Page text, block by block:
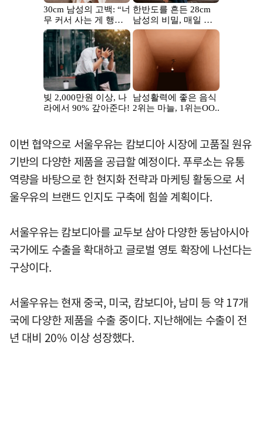
이번 협약으로 서울우유는 캄보디아 시장에 고품질 원유
기반의 다양한 제품을 공급할 예정이다. 푸루소는 유통
역량을 바탕으로 한 현지화 전략과 마케팅 활동으로 서
울우유의 브랜드 인지도 구축에 힘쓸 계획이다.
서울우유는 캄보디아를 교두보 삼아 다양한 동남아시아
국가에도 수출을 확대하고 글로벌 영토 확장에 나선다는
구상이다.
서울우유는 현재 중국, 미국, 캄보디아, 남미 등 약 17개
국에 다양한 제품을 수출 중이다. 지난해에는 수출이 전
년 대비 20% 이상 성장했다.